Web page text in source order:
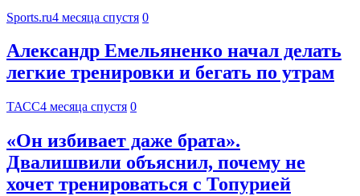
Sports.ru4 месяца спустя 0
Александр Емельяненко начал делать
легкие тренировки и бегать по утрам
ТАСС4 месяца спустя 0
«Он избивает даже брата».
Двалишвили объяснил, почему не
хочет тренироваться с Топурией